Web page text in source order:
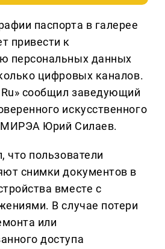
паспорта в галерее
привести к
персональных данных
цифровых каналов.
сообщил заведующий
искусственного
МИРЭА Юрий Силаев.
что пользователи
снимки документов в
вместе с
В случае потери
или
доступа